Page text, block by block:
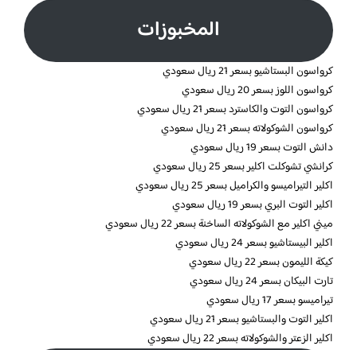
المخبوزات
كرواسون البستاشيو بسعر 21 ريال سعودي
كرواسون اللوز بسعر 20 ريال سعودي
كرواسون التوت والكاسترد بسعر 21 ريال سعودي
كرواسون الشوكولاته بسعر 21 ريال سعودي
دانش التوت بسعر 19 ريال سعودي
كرانشي تشوكلت اكلير بسعر 25 ريال سعودي
اكلير التيراميسو والكراميل بسعر 25 ريال سعودي
اكلير التوت البري بسعر 19 ريال سعودي
ميني اكلير مع الشوكولاته الساخنة بسعر 22 ريال سعودي
اكلير البيستاشيو بسعر 24 ريال سعودي
كيكة الليمون بسعر 22 ريال سعودي
تارت البيكان بسعر 24 ريال سعودي
تيراميسو بسعر 17 ريال سعودي
اكلير التوت والبستاشيو بسعر 21 ريال سعودي
اكلير الزعتر والشوكولاته بسعر 22 ريال سعودي